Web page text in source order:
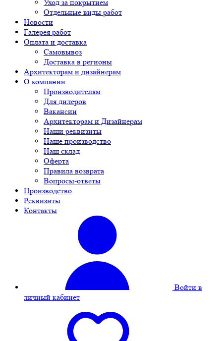
Уход за покрытием
Отдельные виды работ
Новости
Галерея работ
Оплата и доставка
Самовывоз
Доставка в регионы
Архитекторам и дизайнерам
О компании
Производителям
Для дилеров
Вакансии
Архитекторам и Дизайнерам
Наши реквизиты
Наше производство
Наш склад
Оферта
Правила возврата
Вопросы-ответы
Производство
Реквизиты
Контакты
Войти в
личный кабинет